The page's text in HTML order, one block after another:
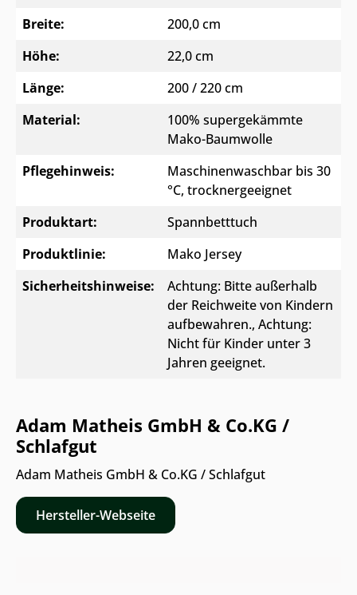
Breite:
200,0 cm
Höhe:
22,0 cm
Länge:
200 / 220 cm
Material:
100% supergekämmte
Mako-Baumwolle
Pflegehinweis:
Maschinenwaschbar bis 30
°C, trocknergeeignet
Produktart:
Spannbetttuch
Produktlinie:
Mako Jersey
Sicherheitshinweise:
Achtung: Bitte außerhalb
der Reichweite von Kindern
aufbewahren., Achtung:
Nicht für Kinder unter 3
Jahren geeignet.
Adam Matheis GmbH & Co.KG /
Schlafgut
Adam Matheis GmbH & Co.KG / Schlafgut
Hersteller-Webseite